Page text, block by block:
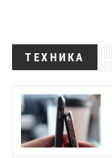
ТЕХНИКА